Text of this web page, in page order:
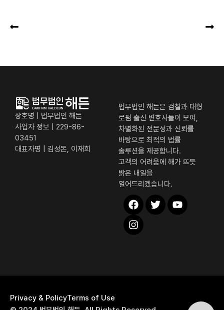
상호명 | 법무법인 해든
사업자 정보 | 229-86-
03451
대표자명 | 김성돈, 이재희
법무법인 해든은 검찰과 대형
로펌 출신 변호사들이 모여,
차별화된 전문성과 신뢰를
바탕으로 최적의 법률
솔루션을 제공합니다.
고객의 어려움에 해가 뜨듯
밝은 내일을
열어드리겠습니다.
Privacy & PolicyTerms of Use
해든 퀵 메뉴